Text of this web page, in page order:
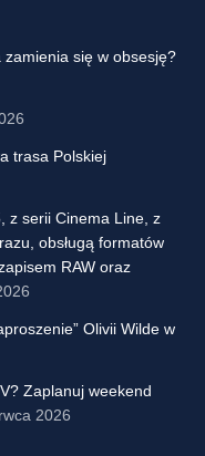
zamienia się w obsesję?
trasa Polskiej
z serii Cinema Line, z
obsługą formatów
RAW oraz
Olivii Wilde w
Zaplanuj weekend
2026